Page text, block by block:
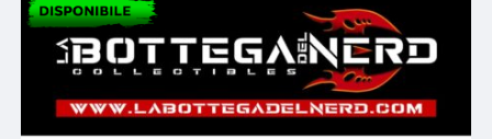
29,90€.24,90€.